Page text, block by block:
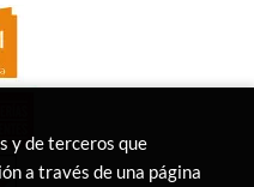
y de terceros que
a través de una página